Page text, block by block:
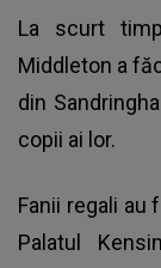
La scurt
Middleton a
din
copii ai lor.
Fanii regali
Palatul